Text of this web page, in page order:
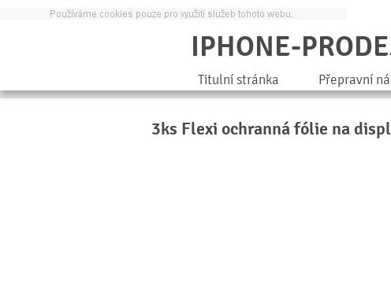
IPHONE-
Titulní stránka Přepravní
3ks Flexi ochranná fólie na